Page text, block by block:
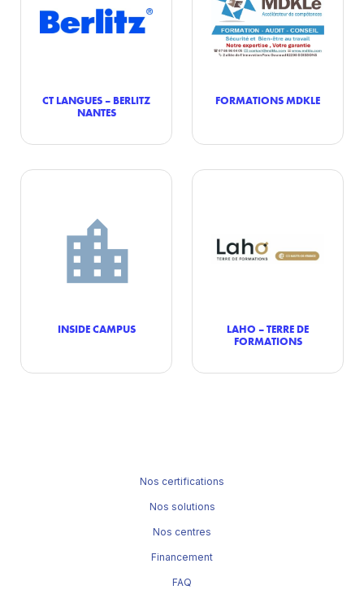
CT LANGUES – BERLITZ
NANTES
FORMATIONS MDKLE
INSIDE CAMPUS
LAHO – TERRE DE
FORMATIONS
Nos certifications
Nos solutions
Nos centres
Financement
FAQ